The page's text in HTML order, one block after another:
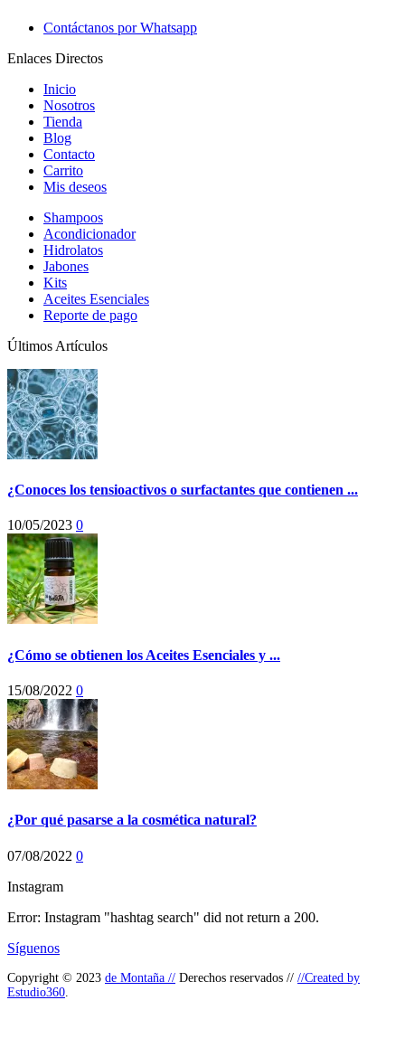
Contáctanos por Whatsapp
Enlaces Directos
Inicio
Nosotros
Tienda
Blog
Contacto
Carrito
Mis deseos
Shampoos
Acondicionador
Hidrolatos
Jabones
Kits
Aceites Esenciales
Reporte de pago
Últimos Artículos
¿Conoces los tensioactivos o surfactantes que contienen ...
10/05/2023 0
¿Cómo se obtienen los Aceites Esenciales y ...
15/08/2022 0
¿Por qué pasarse a la cosmética natural?
07/08/2022 0
Instagram
Error: Instagram "hashtag search" did not return a 200.
Síguenos
Copyright © 2023 de Montaña // Derechos reservados // //Created by
Estudio360